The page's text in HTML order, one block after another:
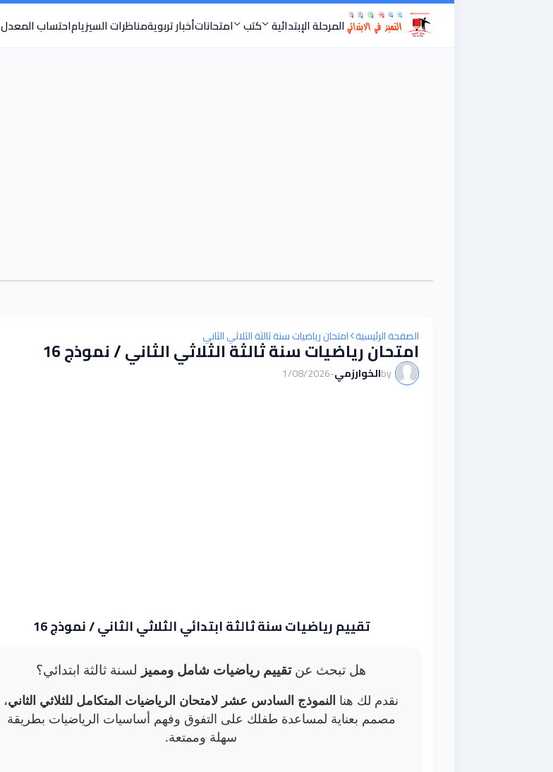
المرحلة الإبتدائية كتب امتحاناتأخبار تربويةمناظرات السيزياماحتساب المعدل
الصفحة الرئيسية امتحان رياضيات سنة ثالثة الثلاثي الثاني
امتحان رياضيات سنة ثالثة الثلاثي الثاني / نموذج 16
byالخوارزمي-
1/08/2026
تقييم رياضيات سنة ثالثة ابتدائي الثلاثي الثاني / نموذج 16
هل تبحث عنتقييم رياضيات شامل ومميز لسنة ثالثة ابتدائي؟
نقدم لك هنا النموذج السادس عشر لامتحان الرياضيات المتكامل للثلاثي الثاني،
مصمم بعناية لمساعدة طفلك على التفوق وفهم أساسيات الرياضيات بطريقة
سهلة وممتعة.